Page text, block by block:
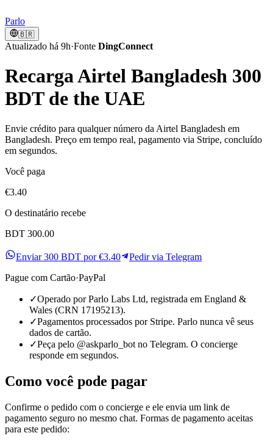
Parlo
🇧🇷
Atualizado há 9h·Fonte DingConnect
Recarga Airtel Bangladesh 300
BDT de the UAE
Envie crédito para qualquer número da Airtel Bangladesh em
Bangladesh. Preço em tempo real, pagamento via Stripe, concluído
em segundos.
Você paga
€3.40
O destinatário recebe
BDT 300.00
Enviar 300 BDT por €3.40
Pedir via Telegram
Pague com Cartão·PayPal
✓Operado por Parlo Labs Ltd, registrada em England &
Wales (CRN 17195213).
✓Pagamentos processados por Stripe. Parlo nunca vê seus
dados de cartão.
✓Peça pelo @askparlo_bot no Telegram. O concierge
responde em segundos.
Como você pode pagar
Confirme o pedido com o concierge e ele envia um link de
pagamento seguro no mesmo chat. Formas de pagamento aceitas
para este pedido: